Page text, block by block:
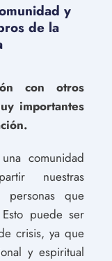
y
de la
con otros
importantes
comunidad
nuestras
personas que
puede ser
crisis, ya que
y espiritual